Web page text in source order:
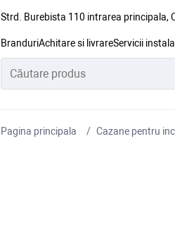
Strd. Burebista 110 intrarea principala,
BranduriAchitare si livrareServicii
Pagina principala Cazane pentru